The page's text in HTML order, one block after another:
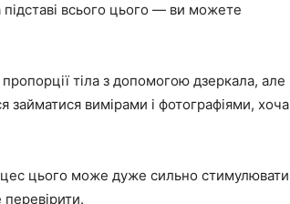
всього цього — ви можете
тіла з допомогою дзеркала, але
займатися вимірами і фотографіями, хоча
цього може дуже сильно стимулювати